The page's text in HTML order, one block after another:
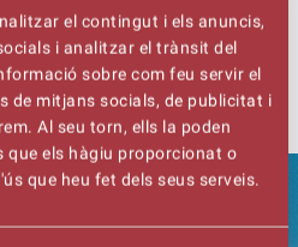
el contingut i els anuncis,
i analitzar el trànsit del
sobre com feu servir el
de mitjans socials, de publicitat i
Al seu torn, ells la poden
que els hàgiu proporcionat o
que heu fet dels seus serveis.
DE TOT ENS OFERIRÀ